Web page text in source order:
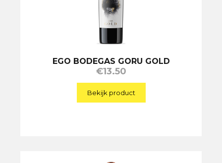
EGO BODEGAS GORU GOLD
€13.50
Bekijk product